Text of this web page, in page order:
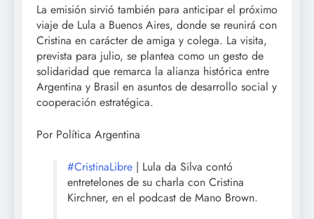
La emisión sirvió también para anticipar el próximo
viaje de Lula a Buenos Aires, donde se reunirá con
Cristina en carácter de amiga y colega. La visita,
prevista para julio, se plantea como un gesto de
solidaridad que remarca la alianza histórica entre
Argentina y Brasil en asuntos de desarrollo social y
cooperación estratégica.
Por Política Argentina
#CristinaLibre | Lula da Silva contó
entretelones de su charla con Cristina
Kirchner, en el podcast de Mano Brown.